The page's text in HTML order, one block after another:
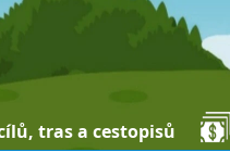
tras a cestopisů